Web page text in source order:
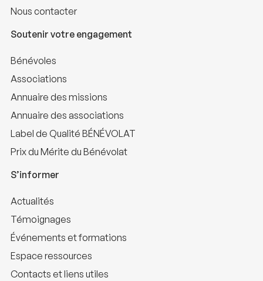
Nous contacter
Soutenir votre engagement
Bénévoles
Associations
Annuaire des missions
Annuaire des associations
Label de Qualité BÉNÉVOLAT
Prix du Mérite du Bénévolat
S’informer
Actualités
Témoignages
Événements et formations
Espace ressources
Contacts et liens utiles